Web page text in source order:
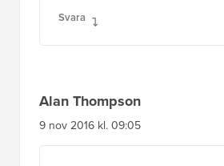
Svara
Alan Thompson
9 nov 2016 kl. 09:05